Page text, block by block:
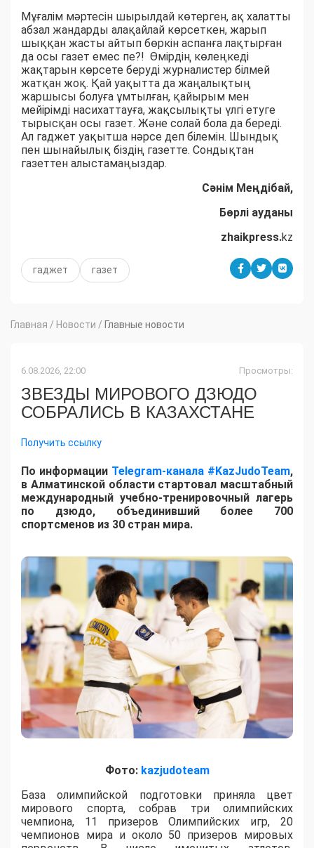
Мұғалім мәртесін шырылдай көтерген, ақ халатты
абзал жандарды алақайлай көрсеткен, жарып
шыққан жасты айтып бөркін аспанға лақтырған
да осы газет емес пе?! Өмірдің көлеңкеді
жақтарын көрсете беруді журналистер білмей
жатқан жоқ. Қай уақытта да жаңалықтың
жаршысы болуға ұмтылған, қайырым мен
мейірімді насихаттауға, жақсылықты үлгі етуге
тырысқан осы газет. Және солай бола да береді.
Ал гаджет уақытша нәрсе деп білемін. Шындық
пен шынайылық біздің газетте. Сондықтан
газеттен алыстамаңыздар.
Сәнім Меңдібай,
Бөрлі ауданы
zhaikpress.kz
гаджет газет
Главная / Новости / Главные новости
6.08.2026, 22:00 Просмотры:
ЗВЕЗДЫ МИРОВОГО ДЗЮДО
СОБРАЛИСЬ В КАЗАХСТАНЕ
Получить ссылку
По информации Telegram-канала #KazJudoTeam,
в Алматинской области стартовал масштабный
международный учебно-тренировочный лагерь
по дзюдо, объединивший более 700
спортсменов из 30 стран мира.
Фото: kazjudoteam
База олимпийской подготовки приняла цвет
мирового спорта, собрав три олимпийских
чемпиона, 11 призеров Олимпийских игр, 20
чемпионов мира и около 50 призеров мировых